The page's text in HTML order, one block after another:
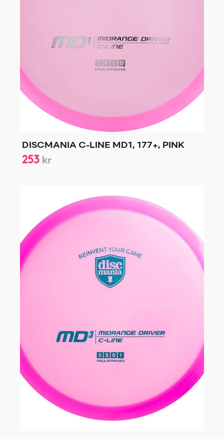
DISCMANIA C-LINE MD1, 177+, PINK
253 kr